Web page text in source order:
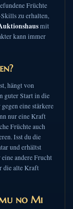
Früchte
zu erhalten,
mit
kann immer
hängt von
guter Start in die
eine stärkere
nur eine Kraft
Früchte auch
Isst du die
und erhältst
andere Frucht
die alte Kraft
no Mi